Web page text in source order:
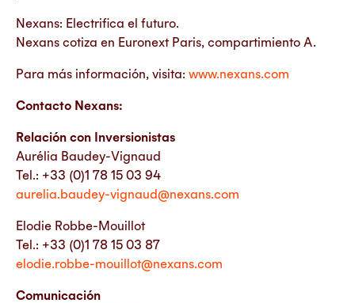
Nexans: Electrifica el futuro.
Nexans cotiza en Euronext Paris, compartimiento A.
Para más información, visita: www.nexans.com
Contacto Nexans:
Relación con Inversionistas
Aurélia Baudey-Vignaud
Tel.: +33 (0)1 78 15 03 94
aurelia.baudey-vignaud@nexans.com
Elodie Robbe-Mouillot
Tel.: +33 (0)1 78 15 03 87
elodie.robbe-mouillot@nexans.com
Comunicación